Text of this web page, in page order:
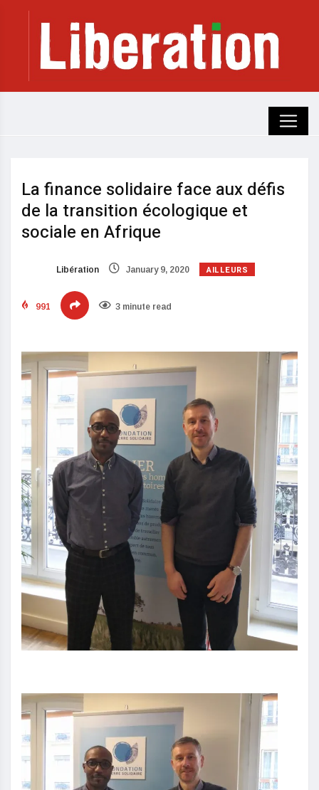
La finance solidaire face aux défis
de la transition écologique et
sociale en Afrique
Libération January 9, 2020 AILLEURS
991 3 minute read